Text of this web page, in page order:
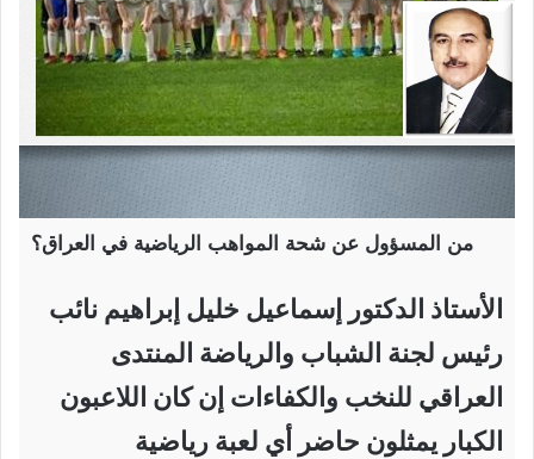
من المسؤول عن شحة المواهب الرياضية في العراق؟
الأستاذ الدكتور إسماعيل خليل إبراهيم نائب
رئيس لجنة الشباب والرياضة المنتدى
العراقي للنخب والكفاءات إن كان اللاعبون
الكبار يمثلون حاضر أي لعبة رياضية